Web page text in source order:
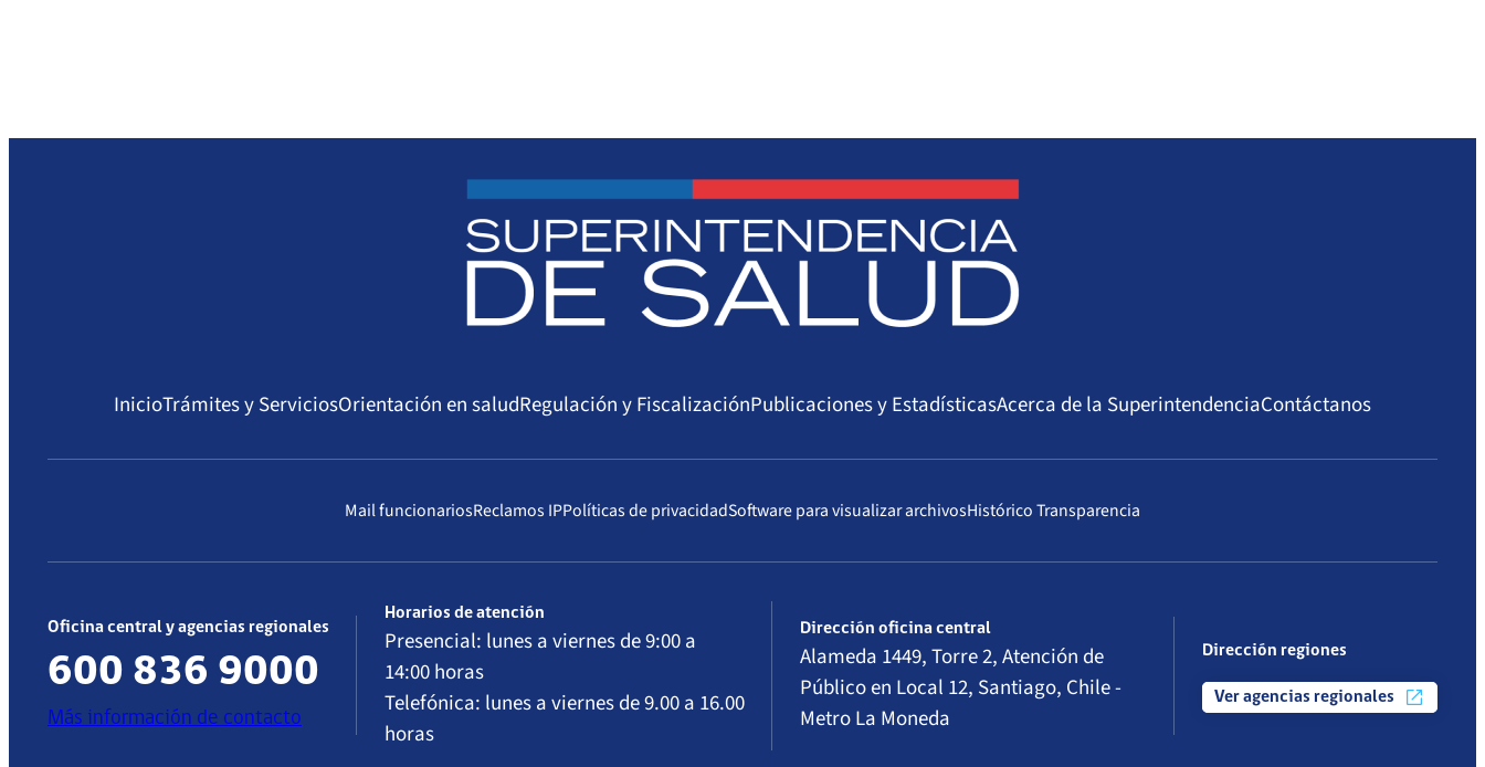
InicioTrámites y ServiciosOrientación en saludRegulación y FiscalizaciónPublicaciones y EstadísticasAcerca de la SuperintendenciaContáctanos
Mail funcionariosReclamos IPPolíticas de privacidadSoftware para visualizar archivosHistórico Transparencia
Oficina central y agencias regionales
600 836 9000
Más información de contacto
Horarios de atención
Presencial: lunes a viernes de 9:00 a
14:00 horas
Telefónica: lunes a viernes de 9.00 a 16.00
horas
Dirección oficina central
Alameda 1449, Torre 2, Atención de
Público en Local 12, Santiago, Chile -
Metro La Moneda
Dirección regiones
Ver agencias regionales